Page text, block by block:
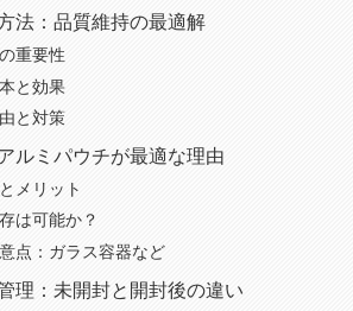
法：品質維持の最適解
重要性
と効果
と対策
ルミパウチが最適な理由
メリット
は可能か？
点：ガラス容器など
理：未開封と開封後の違い